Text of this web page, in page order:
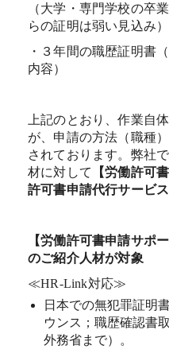
（大学・専門学校の卒
らの証明は弱い見込み）
・３年間の職歴証明書
内容）
上記のとおり、作業自
が、申請の方法（職種
されております。弊社
材に対して
【労働許可
許可書申請代行サービス
【労働許可書申請サポ
のご紹介人材が対象
≪HR-Link対応≫
日本での無犯罪証明
ウンス；職歴確認書
外務省まで）。